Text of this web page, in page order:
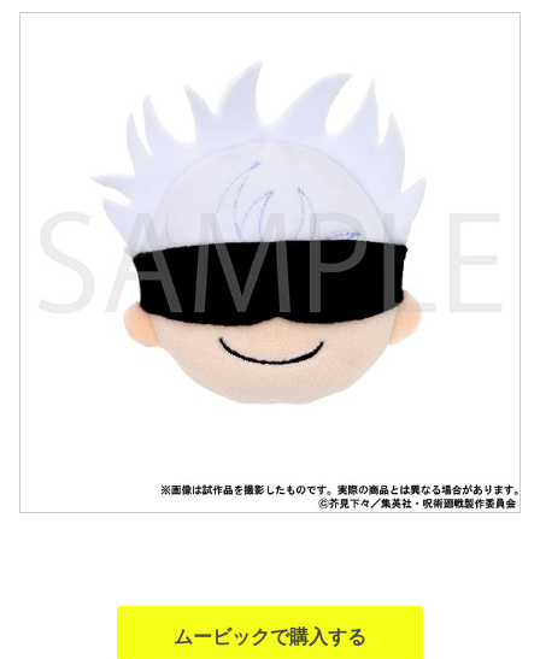
ムービックで購入する